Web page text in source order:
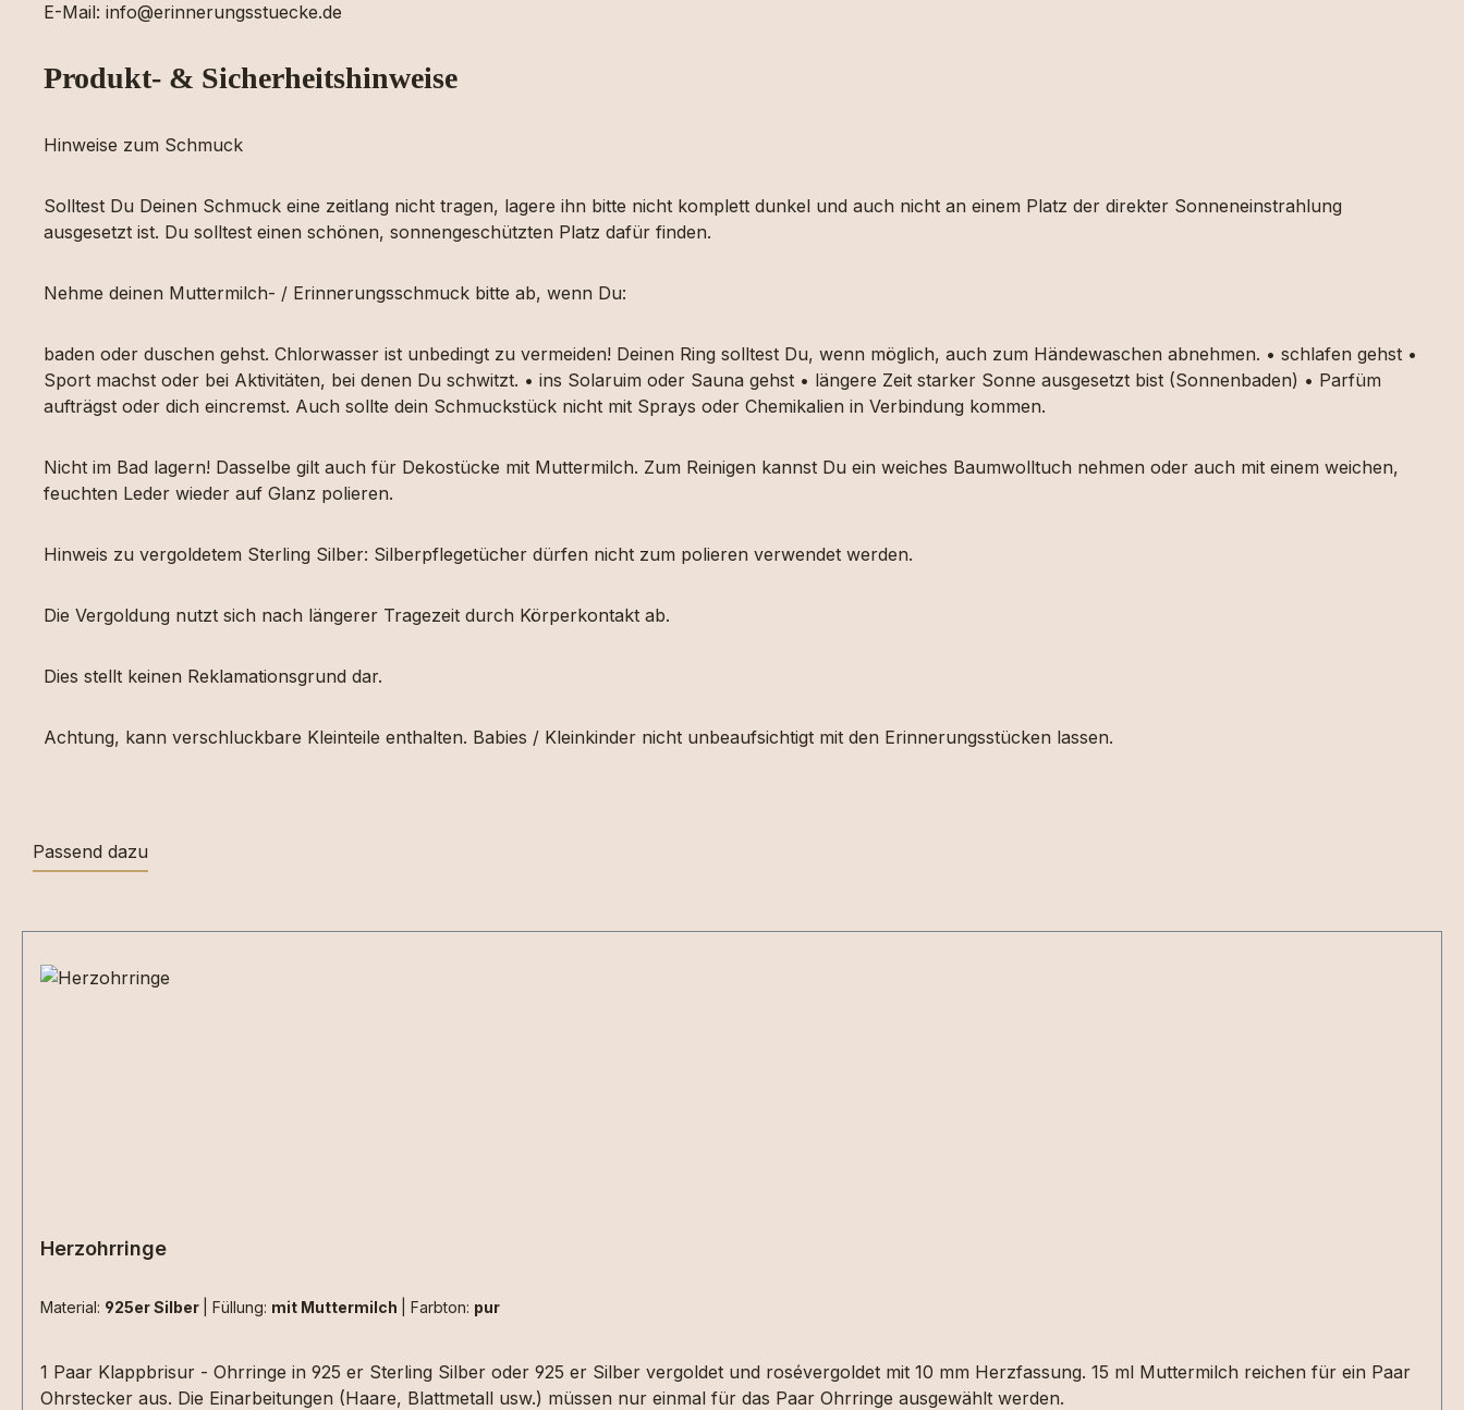
E-Mail: info@erinnerungsstuecke.de
Produkt- & Sicherheitshinweise
Hinweise zum Schmuck
Solltest Du Deinen Schmuck eine zeitlang nicht tragen, lagere ihn bitte nicht komplett dunkel und auch nicht an einem Platz der direkter Sonneneinstrahlung
ausgesetzt ist. Du solltest einen schönen, sonnengeschützten Platz dafür finden.
Nehme deinen Muttermilch- / Erinnerungsschmuck bitte ab, wenn Du:
baden oder duschen gehst. Chlorwasser ist unbedingt zu vermeiden! Deinen Ring solltest Du, wenn möglich, auch zum Händewaschen abnehmen. • schlafen gehst •
Sport machst oder bei Aktivitäten, bei denen Du schwitzt. • ins Solaruim oder Sauna gehst • längere Zeit starker Sonne ausgesetzt bist (Sonnenbaden) • Parfüm
aufträgst oder dich eincremst. Auch sollte dein Schmuckstück nicht mit Sprays oder Chemikalien in Verbindung kommen.
Nicht im Bad lagern! Dasselbe gilt auch für Dekostücke mit Muttermilch. Zum Reinigen kannst Du ein weiches Baumwolltuch nehmen oder auch mit einem weichen,
feuchten Leder wieder auf Glanz polieren.
Hinweis zu vergoldetem Sterling Silber: Silberpflegetücher dürfen nicht zum polieren verwendet werden.
Die Vergoldung nutzt sich nach längerer Tragezeit durch Körperkontakt ab.
Dies stellt keinen Reklamationsgrund dar.
Achtung, kann verschluckbare Kleinteile enthalten. Babies / Kleinkinder nicht unbeaufsichtigt mit den Erinnerungsstücken lassen.
Passend dazu
Herzohrringe
Material: 925er Silber Füllung: mit Muttermilch Farbton: pur
1 Paar Klappbrisur - Ohrringe in 925 er Sterling Silber oder 925 er Silber vergoldet und rosévergoldet mit 10 mm Herzfassung. 15 ml Muttermilch reichen für ein Paar
Ohrstecker aus. Die Einarbeitungen (Haare, Blattmetall usw.) müssen nur einmal für das Paar Ohrringe ausgewählt werden.